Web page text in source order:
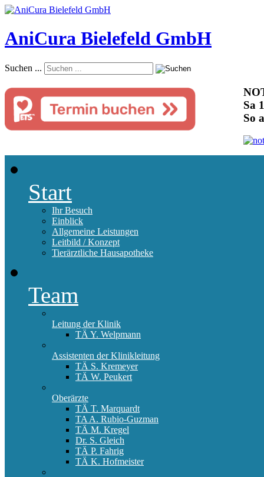
AniCura Bielefeld GmbH
Suchen ...
Sa
So
Start
Ihr Besuch
Einblick
Allgemeine Leistungen
Leitbild / Konzept
Tierärztliche Hausapotheke
Team
Leitung der Klinik
TÄ Y. Welpmann
Assistenten der Klinikleitung
TÄ S. Kremeyer
TÄ W. Peukert
Oberärzte
TÄ T. Marquardt
TA A. Rubio-Guzman
TÄ M. Kregel
Dr. S. Gleich
TÄ P. Fahrig
TÄ K. Hofmeister